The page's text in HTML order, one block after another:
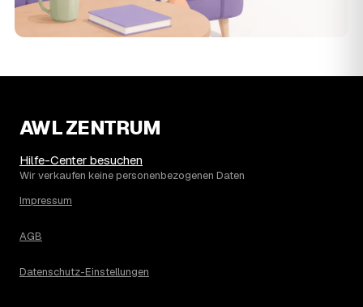
AWL ZENTRUM
Hilfe-Center besuchen
Wir verkaufen keine personenbezogenen Daten
Impressum
AGB
Datenschutz-Einstellungen